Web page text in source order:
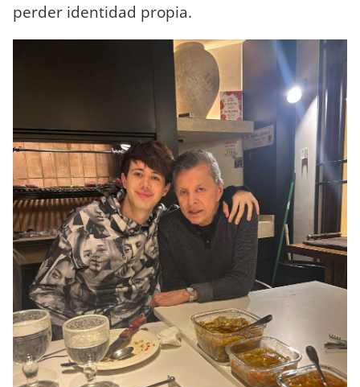
perder identidad propia.